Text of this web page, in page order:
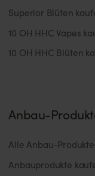
Superior Blüten
10 OH HHC Vapes
10 OH HHC Blüten
Anbau-
Alle Anbau-Produkte
Anbauprodukte